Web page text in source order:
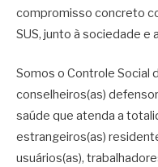
compromisso concreto
SUS, junto à sociedade e
Somos o Controle Social
conselheiros(as)
saúde que atenda a
estrangeiros(as)
usuários(as),